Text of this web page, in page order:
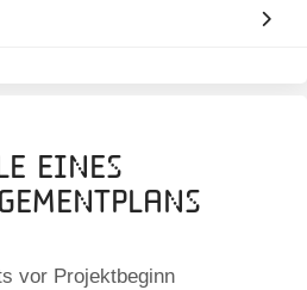
eines
vor Projektbeginn